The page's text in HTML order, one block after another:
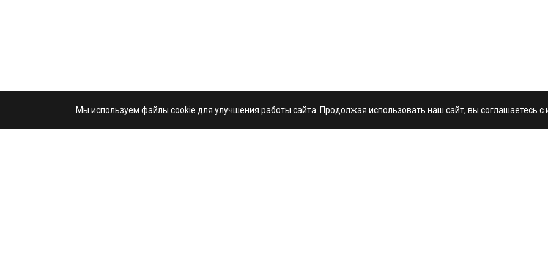
Мы используем файлы cookie для улучшения работы сайта. Продолжая использовать наш сайт, вы соглашаетесь с